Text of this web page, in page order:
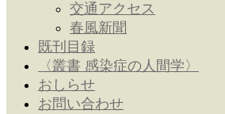
交通アクセス
春風新聞
既刊目録
〈叢書 感染症の人間学〉
おしらせ
お問い合わせ